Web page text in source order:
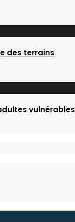
des terrains
vulnérables